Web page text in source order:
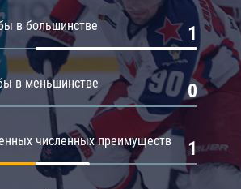
в большинстве 1
в меньшинстве 0
численных преимуществ 1